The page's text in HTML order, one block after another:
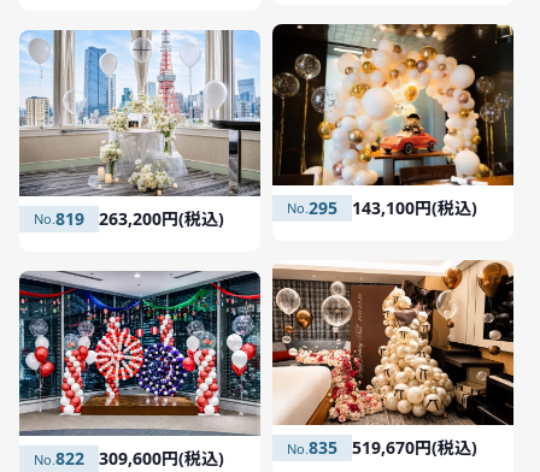
295 143,100円(税込)
819 263,200円(税込)
835 519,670円(税込)
822 309,600円(税込)